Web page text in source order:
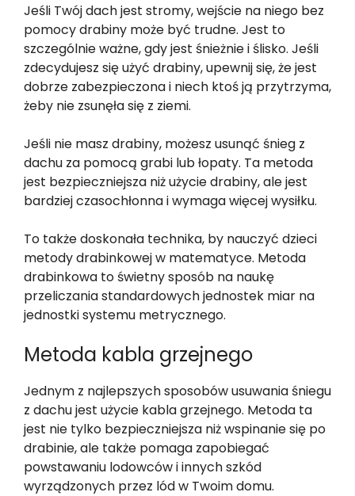
Jeśli Twój dach jest stromy, wejście na niego bez
pomocy drabiny może być trudne. Jest to
szczególnie ważne, gdy jest śnieżnie i ślisko. Jeśli
zdecydujesz się użyć drabiny, upewnij się, że jest
dobrze zabezpieczona i niech ktoś ją przytrzyma,
żeby nie zsunęła się z ziemi.
Jeśli nie masz drabiny, możesz usunąć śnieg z
dachu za pomocą grabi lub łopaty. Ta metoda
jest bezpieczniejsza niż użycie drabiny, ale jest
bardziej czasochłonna i wymaga więcej wysiłku.
To także doskonała technika, by nauczyć dzieci
metody drabinkowej w matematyce. Metoda
drabinkowa to świetny sposób na naukę
przeliczania standardowych jednostek miar na
jednostki systemu metrycznego.
Metoda kabla grzejnego
Jednym z najlepszych sposobów usuwania śniegu
z dachu jest użycie kabla grzejnego. Metoda ta
jest nie tylko bezpieczniejsza niż wspinanie się po
drabinie, ale także pomaga zapobiegać
powstawaniu lodowców i innych szkód
wyrządzonych przez lód w Twoim domu.